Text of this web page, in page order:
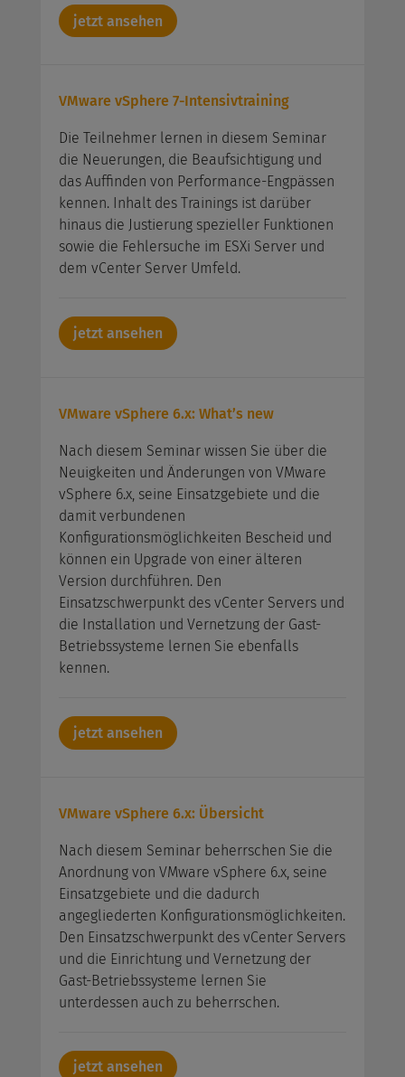
jetzt ansehen
VMware vSphere 7-Intensivtraining
Die Teilnehmer lernen in diesem Seminar
die Neuerungen, die Beaufsichtigung und
das Auffinden von Performance-Engpässen
kennen. Inhalt des Trainings ist darüber
hinaus die Justierung spezieller Funktionen
sowie die Fehlersuche im ESXi Server und
dem vCenter Server Umfeld.
jetzt ansehen
VMware vSphere 6.x: What’s new
Nach diesem Seminar wissen Sie über die
Neuigkeiten und Änderungen von VMware
vSphere 6.x, seine Einsatzgebiete und die
damit verbundenen
Konfigurationsmöglichkeiten Bescheid und
können ein Upgrade von einer älteren
Version durchführen. Den
Einsatzschwerpunkt des vCenter Servers und
die Installation und Vernetzung der Gast-
Betriebssysteme lernen Sie ebenfalls
kennen.
jetzt ansehen
VMware vSphere 6.x: Übersicht
Nach diesem Seminar beherrschen Sie die
Anordnung von VMware vSphere 6.x, seine
Einsatzgebiete und die dadurch
angegliederten Konfigurationsmöglichkeiten.
Den Einsatzschwerpunkt des vCenter Servers
und die Einrichtung und Vernetzung der
Gast-Betriebssysteme lernen Sie
unterdessen auch zu beherrschen.
jetzt ansehen